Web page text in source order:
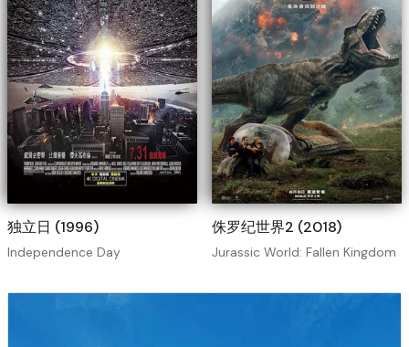
独立日 (1996)
Independence Day
侏罗纪世界2 (2018)
Jurassic World: Fallen Kingdom